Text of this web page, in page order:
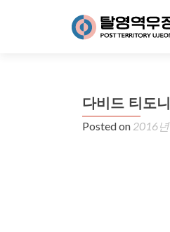
다비드 티도
Posted on 2016